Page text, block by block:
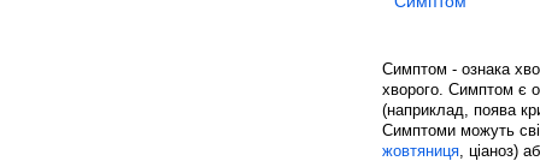
Симптом - ознака
хворого. Симптом є
(наприклад, поява
Симптоми можуть
жовтяниця, ціаноз)